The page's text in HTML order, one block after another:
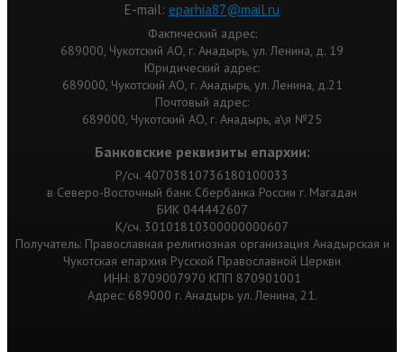
Е-mail: eparhia87@mail.ru
Фактический адрес:
689000, Чукотский АО, г. Анадырь, ул. Ленина, д. 19
Юридический адрес:
689000, Чукотский АО, г. Анадырь, ул. Ленина, д.21
Почтовый адрес:
689000, Чукотский АО, г. Анадырь, а\я №25
Банковские реквизиты епархии:
Р/сч. 40703810736180100033
в Северо-Восточный банк Сбербанка России г. Магадан
БИК 044442607
К/сч. 30101810300000000607
Получатель: Православная религиозная организация Анадырская и
Чукотская епархия Русской Православной Церкви
ИНН: 8709007970 КПП 870901001
Адрес: 689000 г. Анадырь ул. Ленина, 21.